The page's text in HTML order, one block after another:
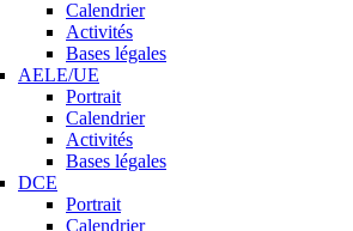
Calendrier
Activités
Bases légales
AELE/UE
Portrait
Calendrier
Activités
Bases légales
DCE
Portrait
Calendrier